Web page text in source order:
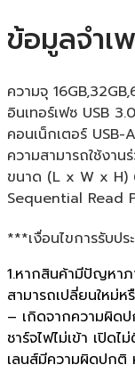
ข้อมูลจำเ
ความจุ
อินเทอร์เฟซ USB 3.0
คอนเน็กเตอร์ USB-A
ความสามารถใช้งาน
ขนาด (L x W x H)
Sequential Read
***เงื่อนไขการรับป
1.หากสินค้ามีปัญหาภ
สามารถเปลี่ยนใหม่ห
– เกิดจากความผิด
ชาร์จไฟไม่เข้า เปิด
เลนส์มีความผิดปกติ